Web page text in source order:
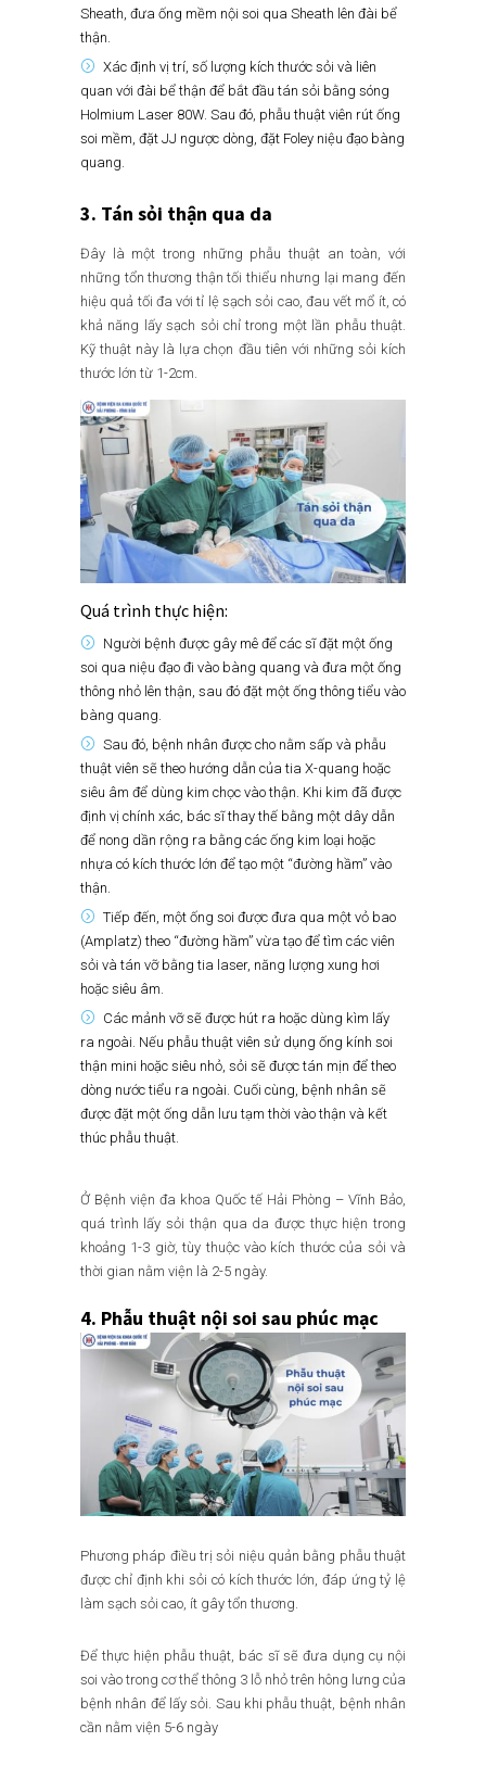
Sheath, đưa ống mềm nội soi qua Sheath lên đài bể
thận.
Xác định vị trí, số lượng kích thước sỏi và liên
quan với đài bể thận để bắt đầu tán sỏi bằng sóng
Holmium Laser 80W. Sau đó, phẫu thuật viên rút ống
soi mềm, đặt JJ ngược dòng, đặt Foley niệu đạo bàng
quang.
3. Tán sỏi thận qua da
Đây là một trong những phẫu thuật an toàn, với
những tổn thương thận tối thiểu nhưng lại mang đến
hiệu quả tối đa với tỉ lệ sạch sỏi cao, đau vết mổ ít, có
khả năng lấy sạch sỏi chỉ trong một lần phẫu thuật.
Kỹ thuật này là lựa chọn đầu tiên với những sỏi kích
thước lớn từ 1-2cm.
Quá trình thực hiện:
Người bệnh được gây mê để các sĩ đặt một ống
soi qua niệu đạo đi vào bàng quang và đưa một ống
thông nhỏ lên thận, sau đó đặt một ống thông tiểu vào
bàng quang.
Sau đó, bệnh nhân được cho nằm sấp và phẫu
thuật viên sẽ theo hướng dẫn của tia X-quang hoặc
siêu âm để dùng kim chọc vào thận. Khi kim đã được
định vị chính xác, bác sĩ thay thế bằng một dây dẫn
để nong dần rộng ra bằng các ống kim loại hoặc
nhựa có kích thước lớn để tạo một “đường hầm” vào
thận.
Tiếp đến, một ống soi được đưa qua một vỏ bao
(Amplatz) theo “đường hầm” vừa tạo để tìm các viên
sỏi và tán vỡ bằng tia laser, năng lượng xung hơi
hoặc siêu âm.
Các mảnh vỡ sẽ được hút ra hoặc dùng kìm lấy
ra ngoài. Nếu phẫu thuật viên sử dụng ống kính soi
thận mini hoặc siêu nhỏ, sỏi sẽ được tán mịn để theo
dòng nước tiểu ra ngoài. Cuối cùng, bệnh nhân sẽ
được đặt một ống dẫn lưu tạm thời vào thận và kết
thúc phẫu thuật.
Ở Bệnh viện đa khoa Quốc tế Hải Phòng – Vĩnh Bảo,
quá trình lấy sỏi thận qua da được thực hiện trong
khoảng 1-3 giờ, tùy thuộc vào kích thước của sỏi và
thời gian nằm viện là 2-5 ngày.
4. Phẫu thuật nội soi sau phúc mạc
Phương pháp điều trị sỏi niệu quản bằng phẫu thuật
được chỉ định khi sỏi có kích thước lớn, đáp ứng tỷ lệ
làm sạch sỏi cao, ít gây tổn thương.
Để thực hiện phẫu thuật, bác sĩ sẽ đưa dụng cụ nội
soi vào trong cơ thể thông 3 lỗ nhỏ trên hông lưng của
bệnh nhân để lấy sỏi. Sau khi phẫu thuật, bệnh nhân
cần nằm viện 5-6 ngày